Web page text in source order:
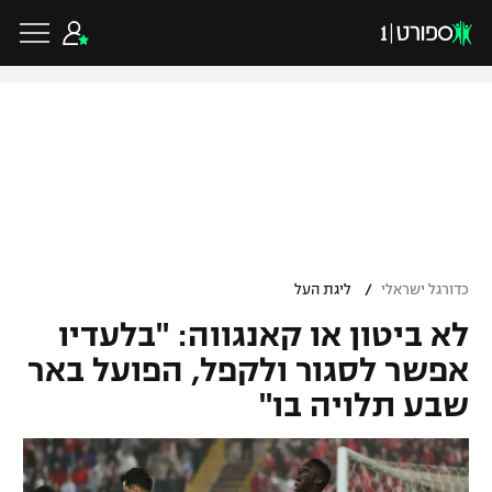
גביע הטוטו
ליגיונרים
גביע המדינה
ליגת האלופות
ליגה אירופית
ליגה אנגלית
כדורסל ישראלי
ליגת ווינר סל
ליגה לאומית
כדורסל עולמי
NBA
כדורגל ישראלי / ליגת העל
לא ביטון או קאנגווה: "בלעדיו
אפשר לסגור ולקפל, הפועל באר
שבע תלויה בו"